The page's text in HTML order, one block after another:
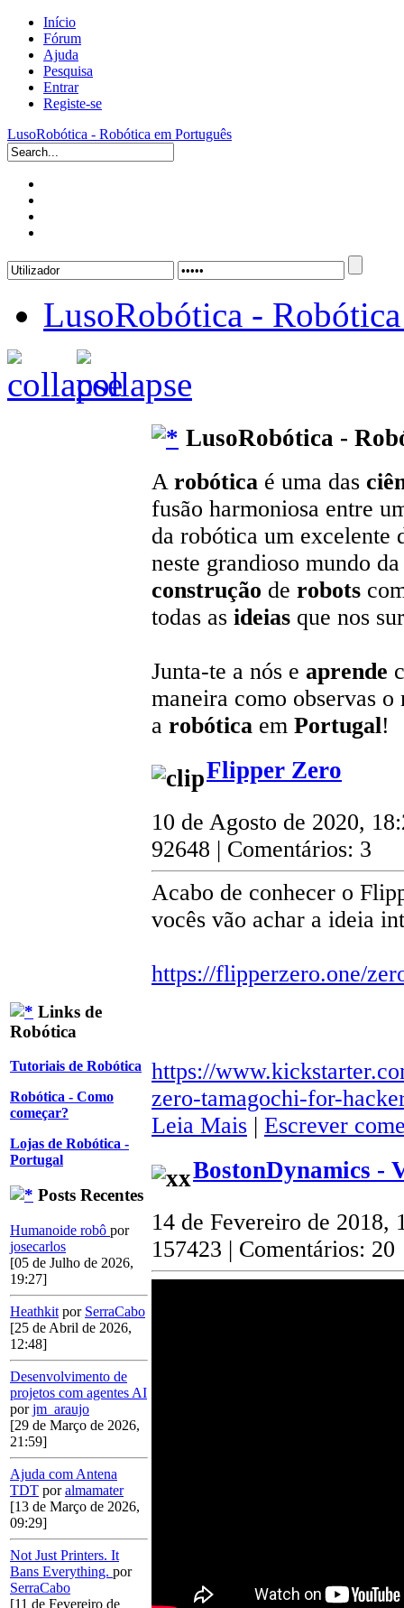
Início
Fórum
Ajuda
Pesquisa
Entrar
Registe-se
LusoRobótica - Robótica em Português
LusoRobótica -
Links de
Robótica
Tutoriais de Robótica
Robótica - Como
começar?
Lojas de Robótica -
Portugal
Posts Recentes
Humanoide robô por
josecarlos
[05 de Julho de 2026,
19:27]
Heathkit por SerraCabo
[25 de Abril de 2026,
12:48]
Desenvolvimento de
projetos com agentes AI
porjm_araujo
[29 de Março de 2026,
21:59]
Ajuda com Antena
TDT poralmamater
[13 de Março de 2026,
09:29]
Not Just Printers. It
Bans Everything. por
SerraCabo
[11 de Fevereiro de
LusoRobótica -
A robótica é uma das
fusão harmoniosa entre
da robótica um excelente
neste grandioso mundo
construção de robots
todas as ideias que nos
Junta-te a nós e aprende
maneira como observas
a robótica em Portugal!
Flipper Zero
10 de Agosto de 2020,
92648 | Comentários: 3
Acabo de conhecer o
vocês vão achar a ideia
https://flipperzero.one/
https://
zero-tamagochi-for-
Leia Mais | Escrever
BostonDynamics -
14 de Fevereiro de 2018,
157423 | Comentários: 20